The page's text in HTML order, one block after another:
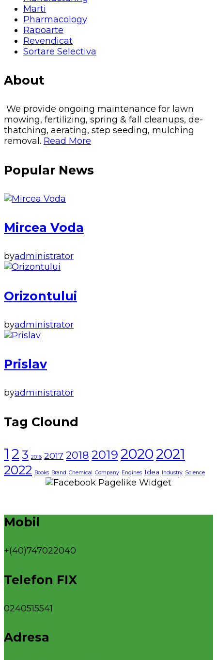
Marti
Pharmacology
Rapoarte
Revendicat
Sortare Selectiva
About
We provide ongoing maintenance for lawn
mowing, fertilizing, spring & fall cleanups, de-
thatching, aerating, step seeding, mulching
removal. Read More
Popular News
Mircea Voda
byadministrator
Orizontului
byadministrator
Prislav
byadministrator
Tag Clound
1 2 3 2016 2017 2018 2019 20202021
2022 Books Brand Chemical Company Engines Idea Industry Science
Mobil
+(40)747022040
Telefon FIX
0240515541
Adresa